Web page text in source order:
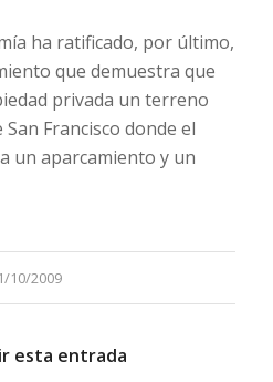
ha ratificado, por último,
que demuestra que
privada un terreno
Francisco donde el
un aparcamiento y un
10/2009
esta entrada